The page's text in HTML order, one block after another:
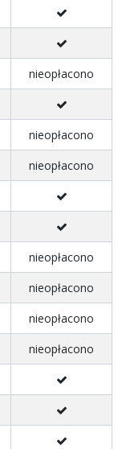
nieopłacono
nieopłacono
nieopłacono
nieopłacono
nieopłacono
nieopłacono
nieopłacono